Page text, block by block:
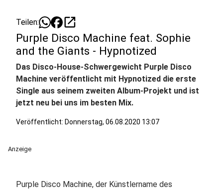
Teilen: open_in_new
Purple Disco Machine feat. Sophie
and the Giants - Hypnotized
Das Disco-House-Schwergewicht Purple Disco
Machine veröffentlicht mit Hypnotized die erste
Single aus seinem zweiten Album-Projekt und ist
jetzt neu bei uns im besten Mix.
Veröffentlicht: Donnerstag, 06.08.2020 13:07
Anzeige
Purple Disco Machine, der Künstlername des